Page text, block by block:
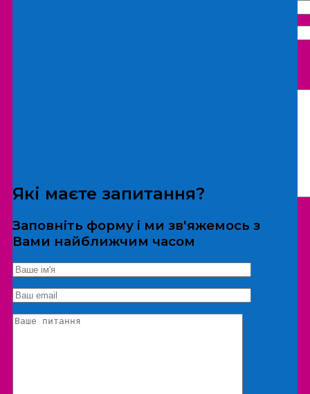
*Дані не передаються третім особам
Екскурсія/локація
Які маєте запитання?
Заповніть форму і ми зв'яжемось з
Вами найближчим часом